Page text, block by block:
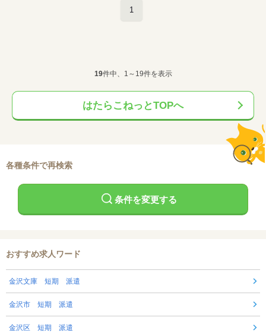
1
19件中、1～19件を表示
はたらこねっとTOPへ
各種条件で再検索
条件を変更する
おすすめ求人ワード
金沢文庫 短期 派遣
金沢市 短期 派遣
金沢区 短期 派遣